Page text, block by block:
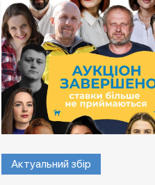
Актуальний збір